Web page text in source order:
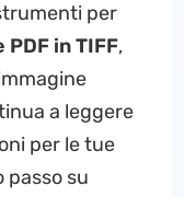
per
in TIFF,
a leggere
per le tue
passo su